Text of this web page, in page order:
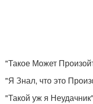
"Такое Может
"Я Знал, что это
"Такой уж я